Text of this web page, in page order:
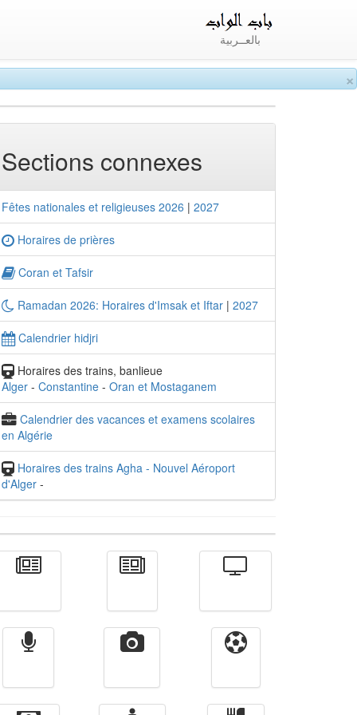
×
بالعــربية
Sections connexes
Fêtes nationales et religieuses 2026 | 2027
Horaires de prières
Coran et Tafsir
Ramadan 2026: Horaires d'Imsak et Iftar | 2027
Calendrier hidjri
Horaires des trains, banlieue
Alger - Constantine - Oran et Mostaganem
Calendrier des vacances et examens scolaires
en Algérie
Horaires des trains Agha - Nouvel Aéroport
d'Alger -